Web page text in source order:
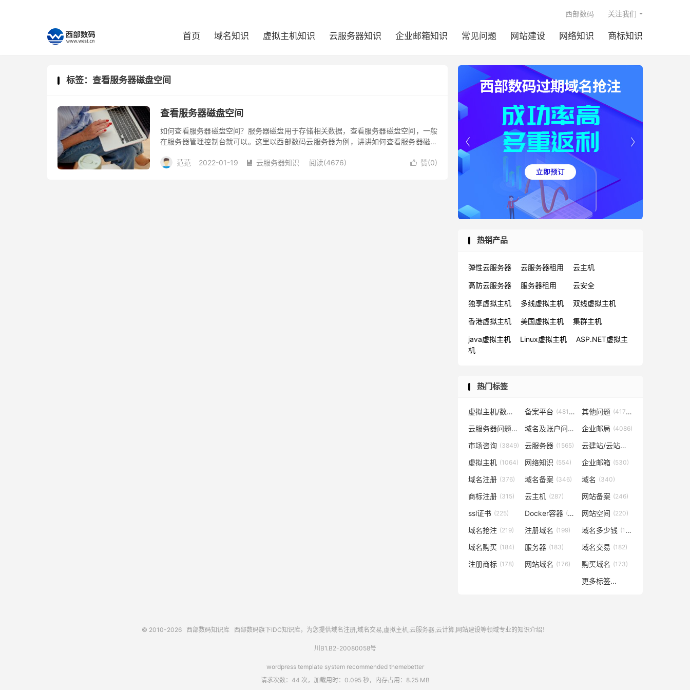
首页 域名知识 虚拟主机知识 云服务器知识 企业邮箱知识 常见问题 网站建设 网络知识 商标知识
西部数码 关注我们
标签：查看服务器磁盘空间
查看服务器磁盘空间
如何查看服务器磁盘空间？服务器磁盘用于存储相关数据，查看服务器磁盘空间，一般
在服务器管理控制台就可以。这里以西部数码云服务器为例，讲讲如何查看服务器磁盘
范范
2022-01-19  云服务器知识 阅读(4676)  赞(0)


热销产品
弹性云服务器 云服务器租用 云主机
高防云服务器 服务器租用 云安全
独享虚拟主机 多线虚拟主机 双线虚拟主机
香港虚拟主机 美国虚拟主机 集群主机
java虚拟主机 Linux虚拟主机
ASP.NET虚拟主
机
热门标签
虚拟主机/数据库问题 (57819)
备案平台 (48153) 其他问题 (41702)
云服务器问题(38267) 域名及账户问题 (29026)
企业邮局 (4086)
市场咨询 (3849) 云服务器 (1565) 云建站/云站群/小程序
虚拟主机 (1064) 网络知识 (554) 企业邮箱 (530)
域名注册 (376) 域名备案 (346) 域名 (340)
商标注册 (315) 云主机 (287) 网站备案 (246)
ssl证书 (225) Docker容器 (221) 网站空间 (220)
域名抢注 (219) 注册域名 (199) 域名多少钱 (196)
域名购买 (184) 服务器 (183) 域名交易 (182)
注册商标 (178) 网站域名 (176) 购买域名 (173)
更多标签...
© 2010-2026 西部数码知识库 西部数码旗下IDC知识库，为您提供域名注册,域名交易,虚拟主机,云服务器,云计算,网站建设等领域专业的知识介绍！
川B1.B2-20080058号
wordpress template system recommended themebetter
请求次数：44 次，加载用时：0.095 秒，内存占用：8.25 MB